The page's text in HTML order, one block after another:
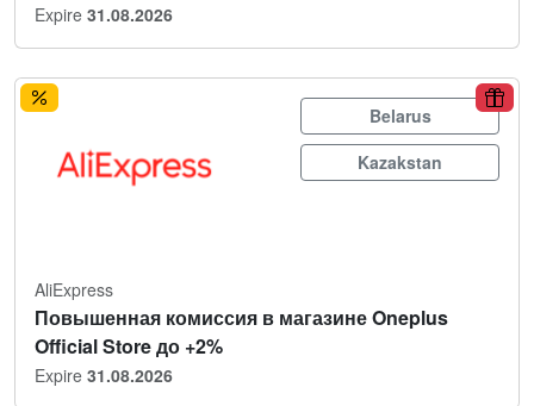
Expire 31.08.2026
Belarus
Kazakstan
AliExpress
Повышенная комиссия в магазине Oneplus
Official Store до +2%
Expire 31.08.2026